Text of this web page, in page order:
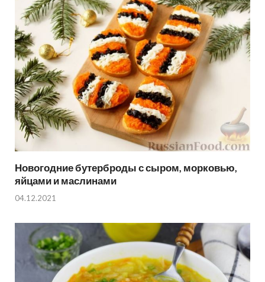
Новогодние бутерброды с сыром, морковью,
яйцами и маслинами
04.12.2021